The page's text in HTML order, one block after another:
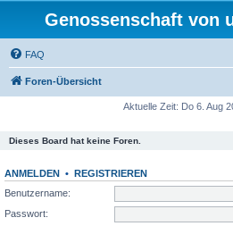
Genossenschaft von
FAQ
Foren-Übersicht
Aktuelle Zeit: Do 6. Aug
Dieses Board hat keine Foren.
ANMELDEN • REGISTRIEREN
Benutzername:
Passwort: